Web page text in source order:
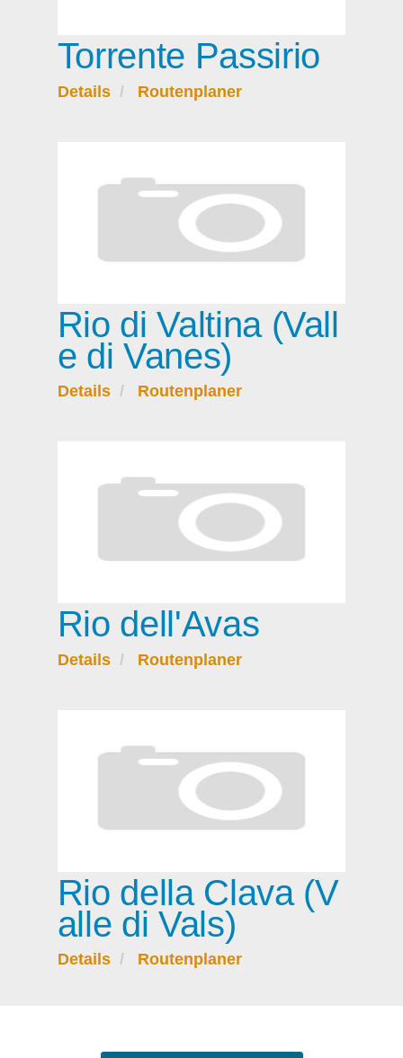
Torrente Passirio
Details Routenplaner
Rio di Valtina (Vall
e di Vanes)
Details Routenplaner
Rio dell'Avas
Details Routenplaner
Rio della Clava (V
alle di Vals)
Details Routenplaner